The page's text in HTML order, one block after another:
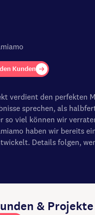
Kunden
verdient den perfekten
sprechen, als
so viel können wir
haben wir bereits
Details folgen,
& Projekte